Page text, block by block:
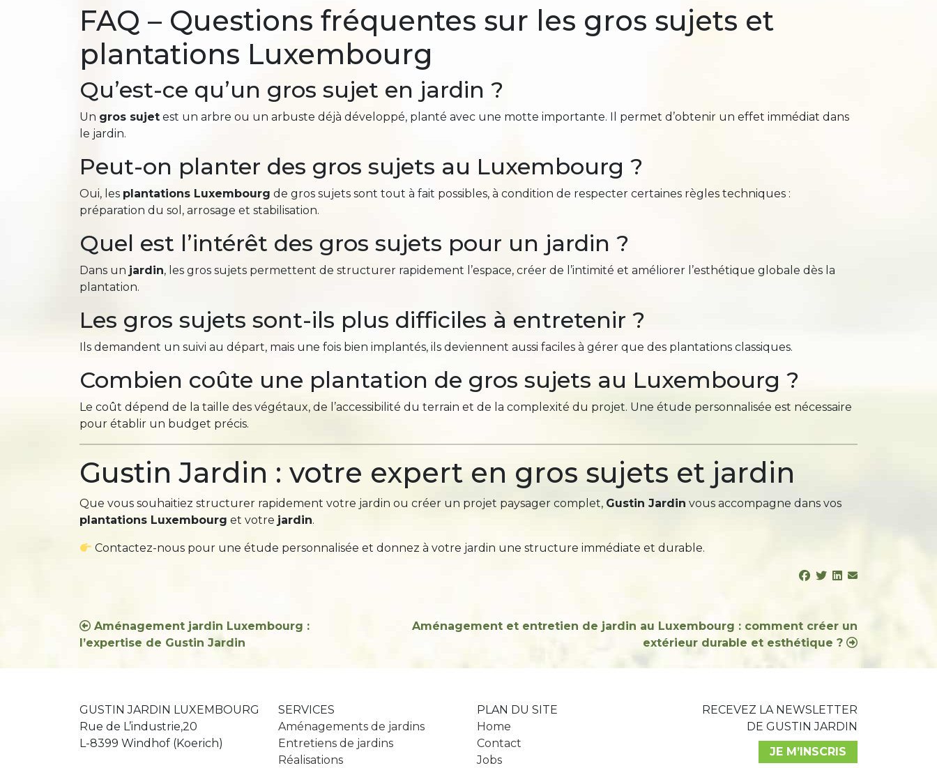
FAQ – Questions fréquentes sur les gros sujets et
plantations Luxembourg
Qu’est-ce qu’un gros sujet en jardin ?
Un gros sujet est un arbre ou un arbuste déjà développé, planté avec une motte importante. Il permet d’obtenir un effet immédiat dans
le jardin.
Peut-on planter des gros sujets au Luxembourg ?
Oui, les plantations Luxembourg de gros sujets sont tout à fait possibles, à condition de respecter certaines règles techniques :
préparation du sol, arrosage et stabilisation.
Quel est l’intérêt des gros sujets pour un jardin ?
Dans un jardin, les gros sujets permettent de structurer rapidement l’espace, créer de l’intimité et améliorer l’esthétique globale dès la
plantation.
Les gros sujets sont-ils plus difficiles à entretenir ?
Ils demandent un suivi au départ, mais une fois bien implantés, ils deviennent aussi faciles à gérer que des plantations classiques.
Combien coûte une plantation de gros sujets au Luxembourg ?
Le coût dépend de la taille des végétaux, de l’accessibilité du terrain et de la complexité du projet. Une étude personnalisée est nécessaire
pour établir un budget précis.
Gustin Jardin : votre expert en gros sujets et jardin
Que vous souhaitiez structurer rapidement votre jardin ou créer un projet paysager complet, Gustin Jardin vous accompagne dans vos
plantations Luxembourg et votre jardin.
Contactez-nous pour une étude personnalisée et donnez à votre jardin une structure immédiate et durable.
Navigation
de
Aménagement jardin Luxembourg :
l’expertise de Gustin Jardin
Aménagement et entretien de jardin au Luxembourg : comment créer un
extérieur durable et esthétique ?
GUSTIN JARDIN LUXEMBOURG
Rue de L’industrie,20
L-8399 Windhof (Koerich)
SERVICES
Aménagements de jardins
Entretiens de jardins
Réalisations
PLAN DU SITE
Home
Contact
Jobs
RECEVEZ LA NEWSLETTER
DE GUSTIN JARDIN
JE M’INSCRIS